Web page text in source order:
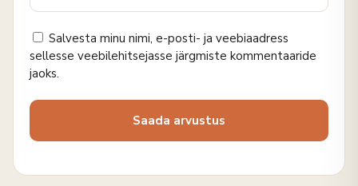
Salvesta minu nimi, e-posti- ja veebiaadress
sellesse veebilehitsejasse järgmiste kommentaaride
jaoks.